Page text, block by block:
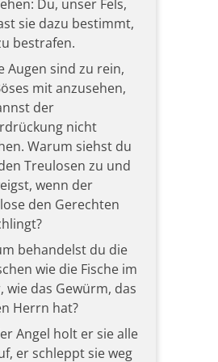
Du, unser Fels,
sie dazu bestimmt,
bestrafen.
Augen sind zu rein,
mit anzusehen,
der
nicht
Warum siehst du
Treulosen zu und
wenn der
den Gerechten
behandelst du die
wie die Fische im
wie das Gewürm, das
Herrn hat?
Angel holt er sie alle
er schleppt sie weg